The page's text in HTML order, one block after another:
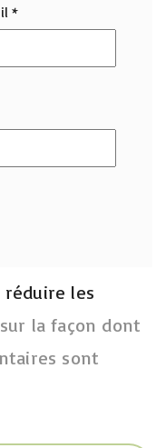
*
les
la façon dont
sont